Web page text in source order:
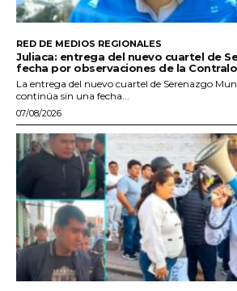
RED DE MEDIOS REGIONALES
Juliaca: entrega del nuevo cuartel de
fecha por observaciones de la
La entrega del nuevo cuartel de Serenazgo
continúa sin una fecha...
07/08/2026